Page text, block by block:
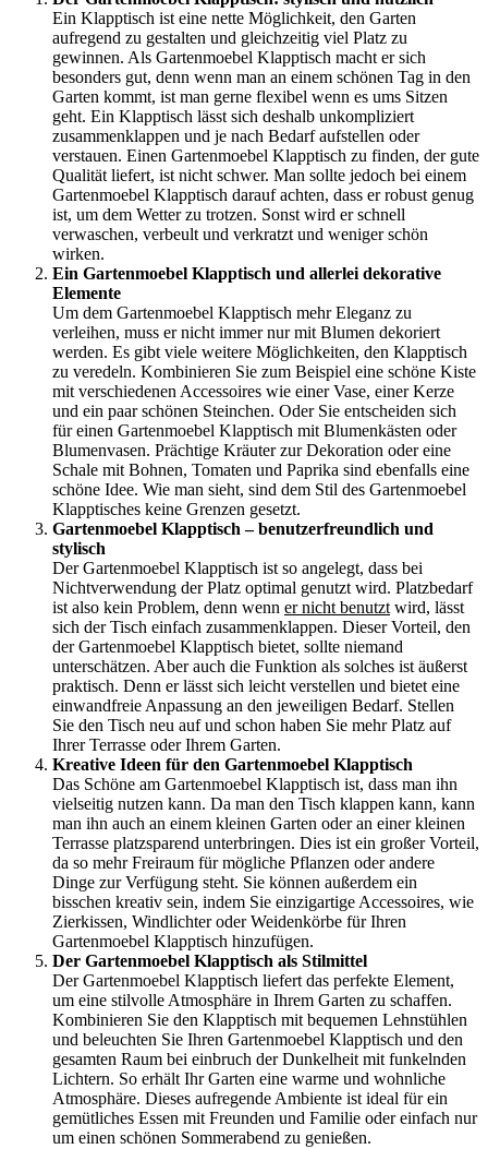
Ein Klapptisch ist eine nette Möglichkeit, den Garten
aufregend zu gestalten und gleichzeitig viel Platz zu
gewinnen. Als Gartenmoebel Klapptisch macht er sich
besonders gut, denn wenn man an einem schönen Tag in den
Garten kommt, ist man gerne flexibel wenn es ums Sitzen
geht. Ein Klapptisch lässt sich deshalb unkompliziert
zusammenklappen und je nach Bedarf aufstellen oder
verstauen. Einen Gartenmoebel Klapptisch zu finden, der gute
Qualität liefert, ist nicht schwer. Man sollte jedoch bei einem
Gartenmoebel Klapptisch darauf achten, dass er robust genug
ist, um dem Wetter zu trotzen. Sonst wird er schnell
verwaschen, verbeult und verkratzt und weniger schön
wirken.
Ein Gartenmoebel Klapptisch und allerlei dekorative
Elemente
Um dem Gartenmoebel Klapptisch mehr Eleganz zu
verleihen, muss er nicht immer nur mit Blumen dekoriert
werden. Es gibt viele weitere Möglichkeiten, den Klapptisch
zu veredeln. Kombinieren Sie zum Beispiel eine schöne Kiste
mit verschiedenen Accessoires wie einer Vase, einer Kerze
und ein paar schönen Steinchen. Oder Sie entscheiden sich
für einen Gartenmoebel Klapptisch mit Blumenkästen oder
Blumenvasen. Prächtige Kräuter zur Dekoration oder eine
Schale mit Bohnen, Tomaten und Paprika sind ebenfalls eine
schöne Idee. Wie man sieht, sind dem Stil des Gartenmoebel
Klapptisches keine Grenzen gesetzt.
Gartenmoebel Klapptisch – benutzerfreundlich und
stylisch
Der Gartenmoebel Klapptisch ist so angelegt, dass bei
Nichtverwendung der Platz optimal genutzt wird. Platzbedarf
ist also kein Problem, denn wenn er nicht benutztwird, lässt
sich der Tisch einfach zusammenklappen. Dieser Vorteil, den
der Gartenmoebel Klapptisch bietet, sollte niemand
unterschätzen. Aber auch die Funktion als solches ist äußerst
praktisch. Denn er lässt sich leicht verstellen und bietet eine
einwandfreie Anpassung an den jeweiligen Bedarf. Stellen
Sie den Tisch neu auf und schon haben Sie mehr Platz auf
Ihrer Terrasse oder Ihrem Garten.
Kreative Ideen für den Gartenmoebel Klapptisch
Das Schöne am Gartenmoebel Klapptisch ist, dass man ihn
vielseitig nutzen kann. Da man den Tisch klappen kann, kann
man ihn auch an einem kleinen Garten oder an einer kleinen
Terrasse platzsparend unterbringen. Dies ist ein großer Vorteil,
da so mehr Freiraum für mögliche Pflanzen oder andere
Dinge zur Verfügung steht. Sie können außerdem ein
bisschen kreativ sein, indem Sie einzigartige Accessoires, wie
Zierkissen, Windlichter oder Weidenkörbe für Ihren
Gartenmoebel Klapptisch hinzufügen.
Der Gartenmoebel Klapptisch als Stilmittel
Der Gartenmoebel Klapptisch liefert das perfekte Element,
um eine stilvolle Atmosphäre in Ihrem Garten zu schaffen.
Kombinieren Sie den Klapptisch mit bequemen Lehnstühlen
und beleuchten Sie Ihren Gartenmoebel Klapptisch und den
gesamten Raum bei einbruch der Dunkelheit mit funkelnden
Lichtern. So erhält Ihr Garten eine warme und wohnliche
Atmosphäre. Dieses aufregende Ambiente ist ideal für ein
gemütliches Essen mit Freunden und Familie oder einfach nur
um einen schönen Sommerabend zu genießen.